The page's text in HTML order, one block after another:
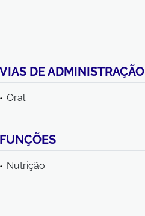
VIAS DE ADMINISTRAÇÃO
Oral
FUNÇÕES
Nutrição